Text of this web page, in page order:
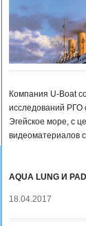
Компания U-Boat
исследований РГО
Эгейское море, с
видеоматериалов
AQUA LUNG И
18.04.2017